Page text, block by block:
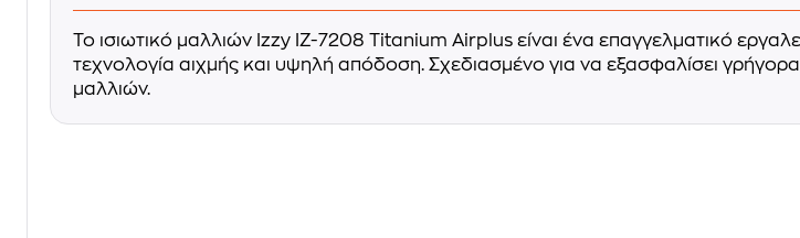
Το ισιωτικό μαλλιών Izzy IZ-7208 Titanium Airplus είναι ένα επαγγελματικό
τεχνολογία αιχμής και υψηλή απόδοση. Σχεδιασμένο για να εξασφαλίσει
μαλλιών.